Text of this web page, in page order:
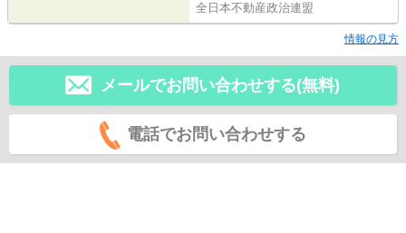
全日本不動産政治連盟
情報の見方
メールでお問い合わせする(無料)
電話でお問い合わせする